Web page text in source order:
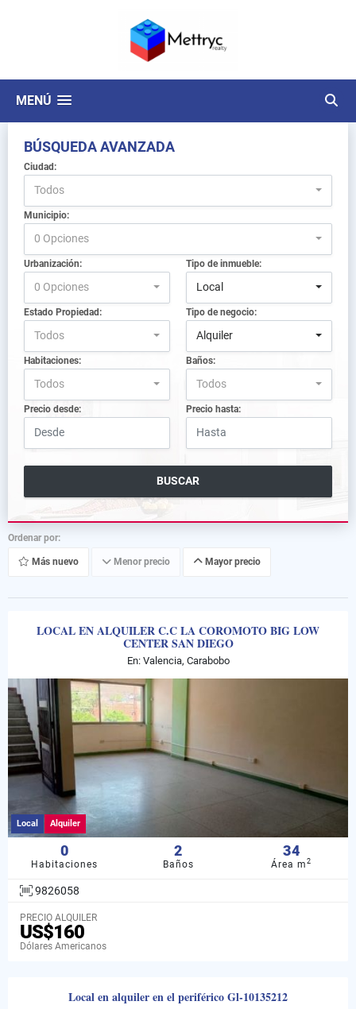
MENÚ
BÚSQUEDA AVANZADA
Ciudad:
Todos
Municipio:
0 Opciones
Urbanización:
0 Opciones
Tipo de inmueble:
Local
Estado Propiedad:
Todos
Tipo de negocio:
Alquiler
Habitaciones:
Todos
Baños:
Todos
Precio desde: Precio hasta:
BUSCAR
Ordenar por:
Más nuevo Menor precio Mayor precio
LOCAL EN ALQUILER C.C LA COROMOTO BIG LOW
CENTER SAN DIEGO
En: Valencia, Carabobo
Local Alquiler
0
Habitaciones
2
Baños
34
Área m2
9826058
PRECIO ALQUILER
US$160
Dólares Americanos
Local en alquiler en el periférico Gl-10135212